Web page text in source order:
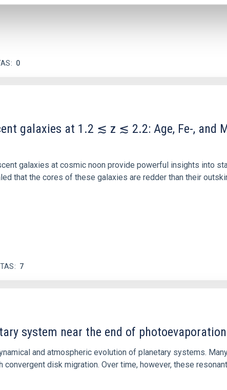
0
galaxies at 1.2 ≲ z ≲ 2.2: Age, Fe-, and
galaxies at cosmic noon provide powerful insights into
that the cores of these galaxies are redder than their
7
system near the end of photoevaporation
and atmospheric evolution of planetary systems.
disk migration. Over time, however, these